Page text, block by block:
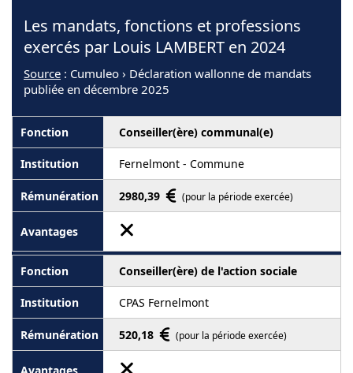
Les mandats, fonctions et professions
exercés par Louis LAMBERT en 2024
Source : Cumuleo › Déclaration wallonne de mandats
publiée en décembre 2025
Conseiller(ère) communal(e)
Fernelmont - Commune
2980,39 (pour la période exercée)
Conseiller(ère) de l'action sociale
CPAS Fernelmont
520,18 (pour la période exercée)